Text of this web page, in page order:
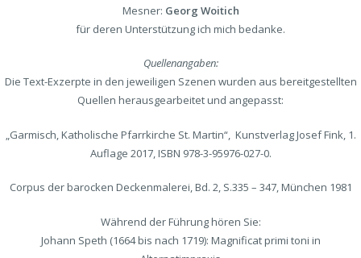
Mesner: Georg Woitich
für deren Unterstützung ich mich bedanke.
Quellenangaben:
Die Text-Exzerpte in den jeweiligen Szenen wurden aus bereitgestellten
Quellen herausgearbeitet und angepasst:
„Garmisch, Katholische Pfarrkirche St. Martin“, Kunstverlag Josef Fink, 1.
Auflage 2017, ISBN 978-3-95976-027-0.
Corpus der barocken Deckenmalerei, Bd. 2, S.335 – 347, München 1981
Während der Führung hören Sie:
Johann Speth (1664 bis nach 1719): Magnificat primi toni in